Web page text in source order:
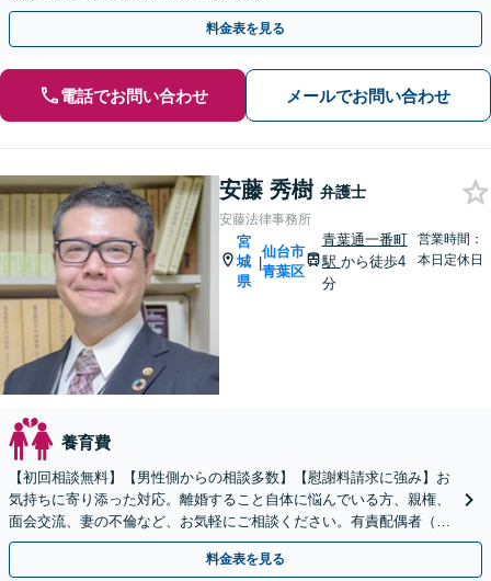
料金表を見る
電話でお問い合わせ メールでお問い合わせ
安藤 秀樹 弁護士
安藤法律事務所
宮
城
県
|
仙台市
青葉区
青葉通一番町
駅 から徒歩4
分
営業時間：
本日定休日
養育費
【初回相談無料】【男性側からの相談多数】【慰謝料請求に強み】お
気持ちに寄り添った対応。離婚すること自体に悩んでいる方、親権、
面会交流、妻の不倫など、お気軽にご相談ください。有責配偶者（不
倫した側）の相談も対応します。【青葉通一番町駅4分】
料金表を見る